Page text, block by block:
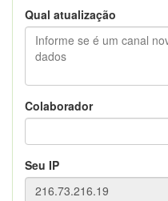
Qual atualização
Colaborador
Seu IP